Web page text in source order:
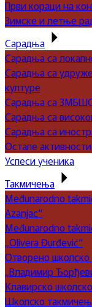
Први кораци на
Зимске и летње
Сарадња
Сарадња са
Сарадња са
културе
Сарадња са
Сарадња са
Сарадња са
Остале активности
Успеси ученика
Такмичења
Međunarodno
Azanjac“
Međunarodno
„Olivera Đurđević“
Отворено
„Владимир
Клавирско
Школско